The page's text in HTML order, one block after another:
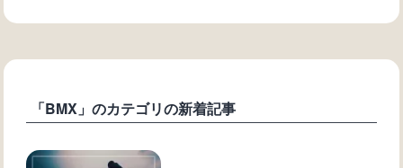
「BMX」のカテゴリの新着記事